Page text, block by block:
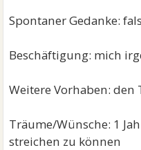
Spontaner Gedanke:
Beschäftigung: mich
Weitere Vorhaben: den
Träume/Wünsche: 1
streichen zu können